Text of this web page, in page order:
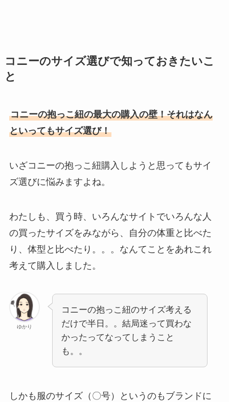
コニーのサイズ選びで知っておきたいこ
と
コニーの抱っこ紐の最大の購入の壁！それはなん
といってもサイズ選び！
いざコニーの抱っこ紐購入しようと思ってもサイ
ズ選びに悩みますよね。
わたしも、買う時、いろんなサイトでいろんな人
の買ったサイズをみながら、自分の体重と比べた
り、体型と比べたり。。。なんてことをあれこれ
考えて購入しました。
ゆかり
コニーの抱っこ紐のサイズ考える
だけで半日。。結局迷って買わな
かったってなってしまうこと
も。。
しかも服のサイズ（〇号）というのもブランドに